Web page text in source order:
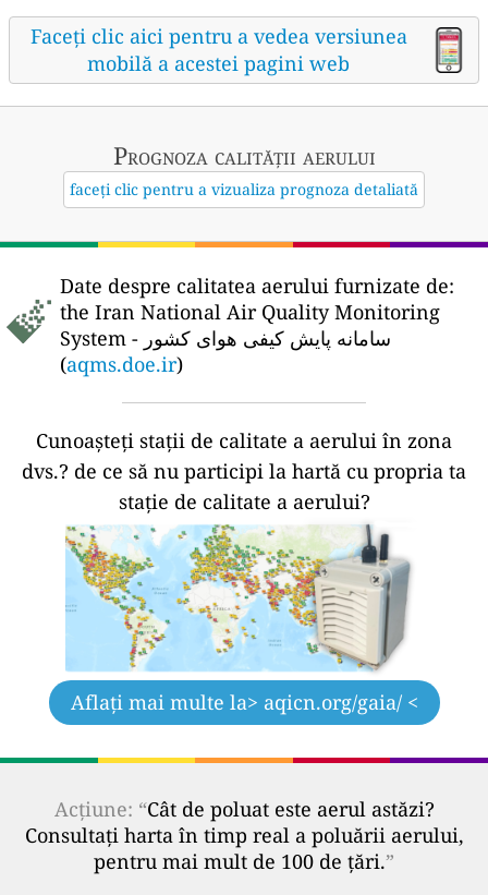
Faceți clic aici pentru a vedea versiunea
mobilă a acestei pagini web
Prognoza calității aerului
faceți clic pentru a vizualiza prognoza detaliată
Date despre calitatea aerului furnizate de:
the Iran National Air Quality Monitoring
System - سامانه پایش کیفی هوای کشور
(aqms.doe.ir)
Cunoașteți stații de calitate a aerului în zona
dvs.? de ce să nu participi la hartă cu propria ta
stație de calitate a aerului?
Aflați mai multe la> aqicn.org/gaia/ <
Acțiune: “Cât de poluat este aerul astăzi?
Consultați harta în timp real a poluării aerului,
pentru mai mult de 100 de țări.”